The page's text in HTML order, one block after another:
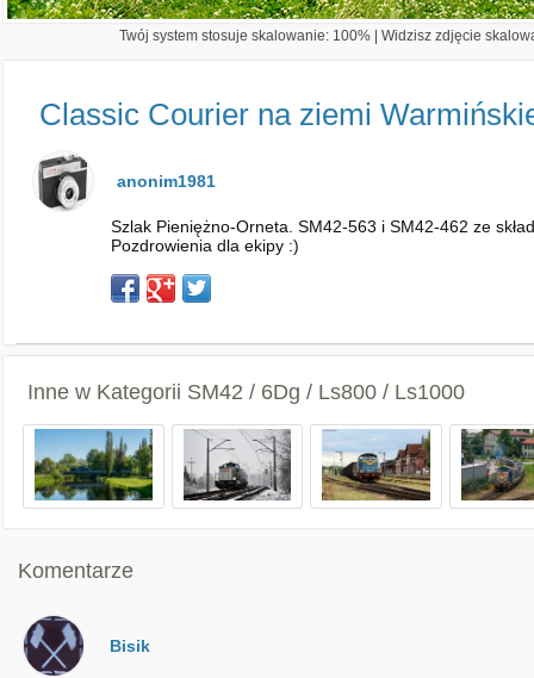
Twój system stosuje skalowanie: 100% | Widzisz zdjęcie
Classic Courier na ziemi
anonim1981
Szlak Pieniężno-Orneta. SM42-563 i SM42-462 ze
Pozdrowienia dla ekipy :)
Inne w Kategorii SM42 / 6Dg / Ls800 / Ls1000
Komentarze
Bisik